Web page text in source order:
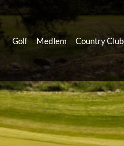
Golf Medlem Country Club